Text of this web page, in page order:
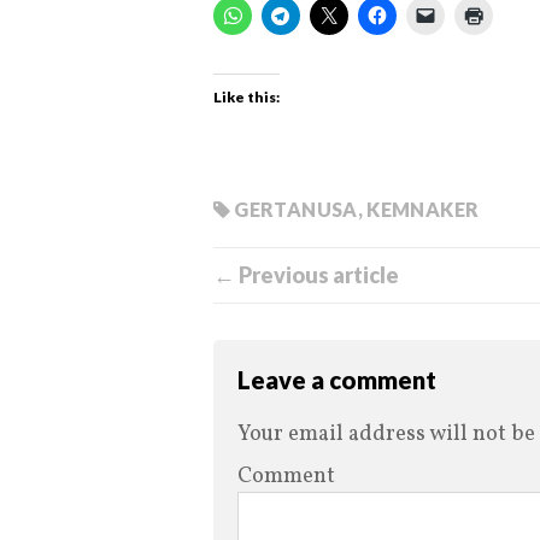
Like this:
GERTANUSA, KEMNAKER
← Previous article
Leave a comment
Your email address will not
Comment